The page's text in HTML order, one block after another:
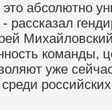
абсолютно
рассказал
команды,
уже